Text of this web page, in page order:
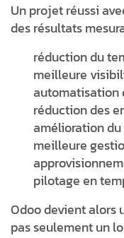
Un projet réussi
des résultats
réduction du
meilleure
automatisation
réduction des
amélioration
meilleure
pilotage en
Odoo devient alors
pas seulement un